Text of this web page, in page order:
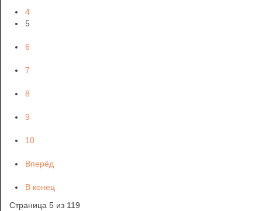
4
5
6
7
8
9
10
Вперёд
В конец
Страница 5 из 119